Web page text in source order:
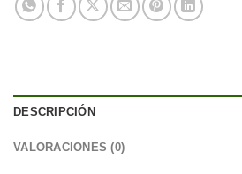
DESCRIPCIÓN
VALORACIONES (0)